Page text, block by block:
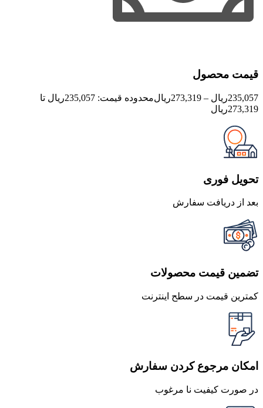
قیمت محصول
235,057ریال –
273,319ریال
محدوده قیمت: 235,057ریال تا
273,319ریال
تحویل فوری
بعد از دریافت سفارش
تضمین قیمت محصولات
کمترین قیمت در سطح اینترنت
امکان مرجوع کردن سفارش
در صورت کیفیت نا مرغوب